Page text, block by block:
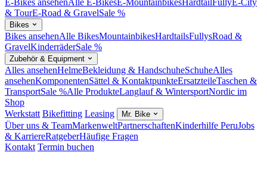
E-Bikes ansehenAlle E-BikesE-MountainbikesHardtailFullyE-City
& TourE-Road & GravelSale %
Bikes
Bikes ansehenAlle BikesMountainbikesHardtailsFullysRoad &
GravelKinderräderSale %
Zubehör & Equipment
Alles ansehenHelmeBekleidung & HandschuheSchuheAlles
ansehenKomponentenSättel & KontaktpunkteErsatzteileTaschen &
TransportSale %Alle ProdukteLanglauf & WintersportNordic im
Shop
Werkstatt Bikefitting Leasing Mr. Bike
Über uns & TeamMarkenweltPartnerschaftenKinderhilfe PeruJobs
& KarriereRatgeberHäufige Fragen
Kontakt Termin buchen